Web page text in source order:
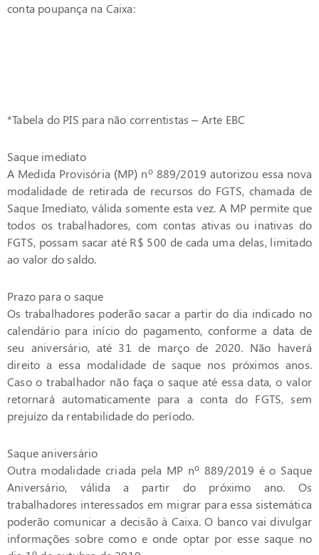
conta poupança na Caixa:
*Tabela do PIS para não correntistas – Arte EBC
Saque imediato
A Medida Provisória (MP) nº 889/2019 autorizou essa nova
modalidade de retirada de recursos do FGTS, chamada de
Saque Imediato, válida somente esta vez. A MP permite que
todos os trabalhadores, com contas ativas ou inativas do
FGTS, possam sacar até R$ 500 de cada uma delas, limitado
ao valor do saldo.
Prazo para o saque
Os trabalhadores poderão sacar a partir do dia indicado no
calendário para início do pagamento, conforme a data de
seu aniversário, até 31 de março de 2020. Não haverá
direito a essa modalidade de saque nos próximos anos.
Caso o trabalhador não faça o saque até essa data, o valor
retornará automaticamente para a conta do FGTS, sem
prejuízo da rentabilidade do período.
Saque aniversário
Outra modalidade criada pela MP nº 889/2019 é o Saque
Aniversário, válida a partir do próximo ano. Os
trabalhadores interessados em migrar para essa sistemática
poderão comunicar a decisão à Caixa. O banco vai divulgar
informações sobre como e onde optar por esse saque no